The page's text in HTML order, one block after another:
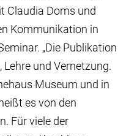
Claudia Doms und
Kommunikation in
„Die Publikation
und Vernetzung.
Museum und in
es von den
Für viele der